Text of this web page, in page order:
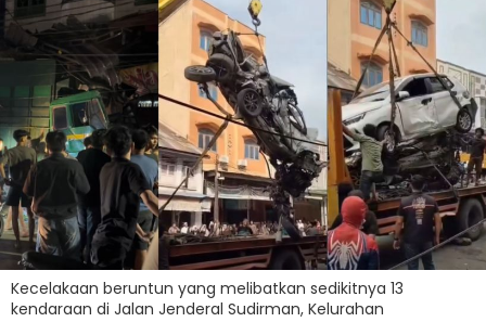
Kecelakaan beruntun yang melibatkan sedikitnya 13
kendaraan di Jalan Jenderal Sudirman, Kelurahan